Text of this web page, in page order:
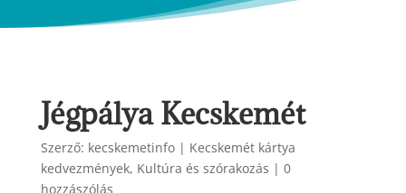
Jégpálya Kecskemét
Szerző: kecskemetinfo| Kecskemét kártya
kedvezmények, Kultúra és szórakozás | 0
hozzászólás